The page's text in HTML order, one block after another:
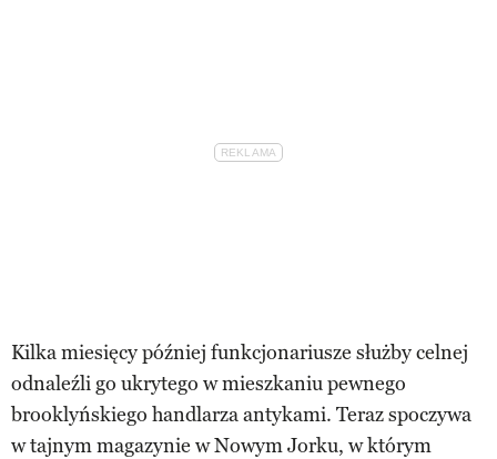
Kilka miesięcy później funkcjonariusze służby celnej
odnaleźli go ukrytego w mieszkaniu pewnego
brooklyńskiego handlarza antykami. Teraz spoczywa
w tajnym magazynie w Nowym Jorku, w którym